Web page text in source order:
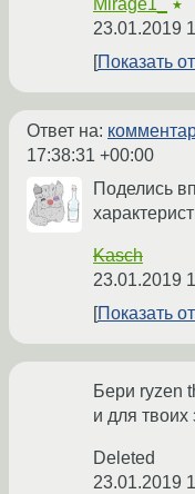
Mirage1_ ★
23.01.2019
Показать
Ответ на:
17:38:31 +00:00
Поделись
Kasch
23.01.2019
Показать
Бери ryzen
и для твоих
Deleted
23.01.2019